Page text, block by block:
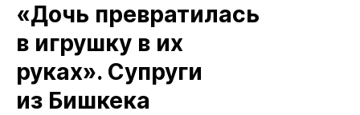
«Дочь превратилась
в игрушку в их
руках». Супруги
из Бишкека